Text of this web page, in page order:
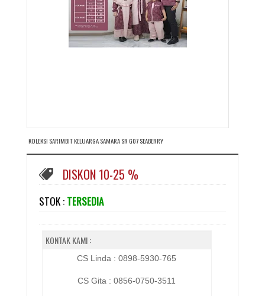
KOLEKSI SARIMBIT KELUARGA SAMARA SR G07 SEABERRY
DISKON 10-25 %
STOK : TERSEDIA
KONTAK KAMI :
CS Linda : 0898-5930-765
CS Gita : 0856-0750-3511